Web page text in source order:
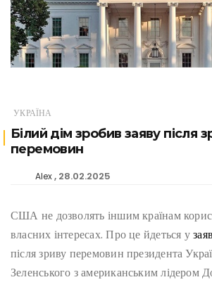
УКРАЇНА
Білий дім зробив заяву після
перемовин
Alex 28.02.2025
США не дозволять іншим країнам
власних інтересах. Про це йдеться у
після зриву перемовин президента
Зеленського з американським лідером